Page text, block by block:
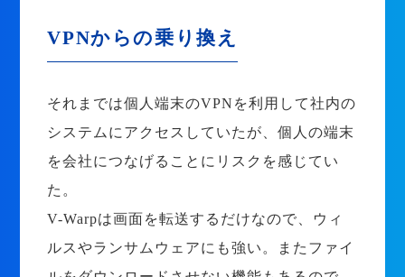
VPNからの乗り換え
それまでは個人端末のVPNを利用して社内の
システムにアクセスしていたが、個人の端末
を会社につなげることにリスクを感じてい
た。
V-Warpは画面を転送するだけなので、ウィ
ルスやランサムウェアにも強い。またファイ